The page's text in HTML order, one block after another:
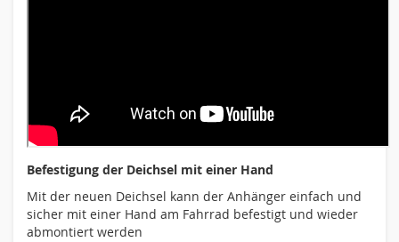
Befestigung der Deichsel mit einer Hand
Mit der neuen Deichsel kann der Anhänger einfach und
sicher mit einer Hand am Fahrrad befestigt und wieder
abmontiert werden